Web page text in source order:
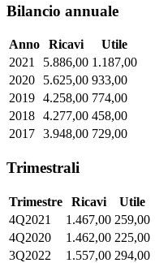
Bilancio annuale
Anno Ricavi
Utile
2021
5.886,00 1.187,00
2020
5.625,00 933,00
2019 4.258,00 774,00
2018 4.277,00 458,00
2017 3.948,00 729,00
Trimestrali
Trimestre Ricavi
Utile
4Q2021
1.467,00 259,00
4Q2020
1.462,00 225,00
3Q2022
1.557,00 294,00